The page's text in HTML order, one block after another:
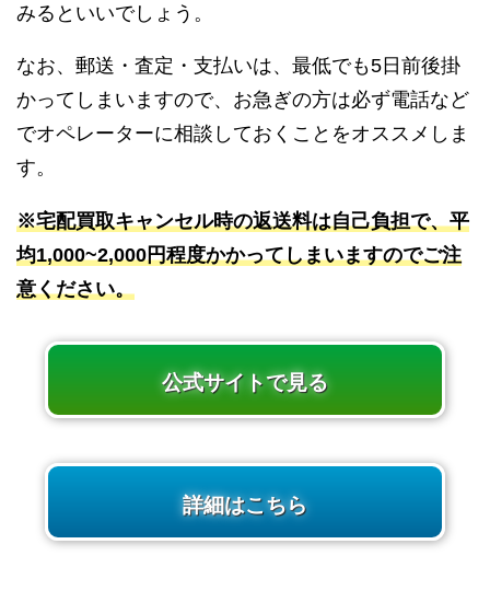
みるといいでしょう。
なお、郵送・査定・支払いは、最低でも5日前後掛
かってしまいますので、お急ぎの方は必ず電話など
でオペレーターに相談しておくことをオススメしま
す。
※宅配買取キャンセル時の返送料は自己負担で、平
均1,000~2,000円程度かかってしまいますのでご注
意ください。
公式サイトで見る
詳細はこちら